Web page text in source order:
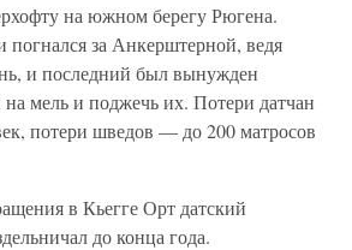
на южном берегу Рюгена.
погнался за Анкерштерной, ведя
и последний был вынужден
мель и поджечь их. Потери датчан
потери шведов — до 200 матросов
в Кьегге Орт датский
до конца года.